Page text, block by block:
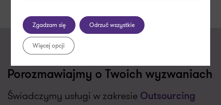
Porozmawiajmy o Twoich wyzwaniach
Świadczymy usługi w zakresie Outsourcing
Zgadzam się Odrzuć wszystkie
Więcej opcji